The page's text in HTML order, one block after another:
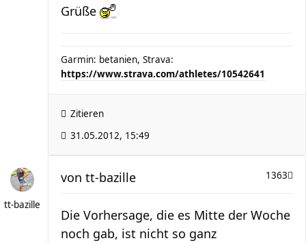
Grüße
Garmin: betanien, Strava:
https://www.strava.com/athletes/10542641
Zitieren
31.05.2012, 15:49
tt-bazille
1363
von tt-bazille
Die Vorhersage, die es Mitte der Woche
noch gab, ist nicht so ganz